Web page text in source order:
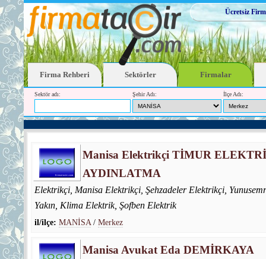
Ücretsiz
Firma Rehberi Sektörler Firmalar
Sektör adı: Şehir Adı: İlçe Adı:
Manisa Elektrikçi TİMUR
AYDINLATMA
Elektrikçi, Manisa Elektrikçi, Şehzadeler Elektrikçi,
Yakın, Klima Elektrik, Şofben Elektrik
il/ilçe: MANİSA / Merkez
Manisa Avukat Eda DEMİRKAYA